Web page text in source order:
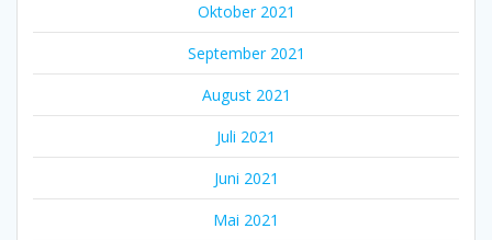
Oktober 2021
September 2021
August 2021
Juli 2021
Juni 2021
Mai 2021